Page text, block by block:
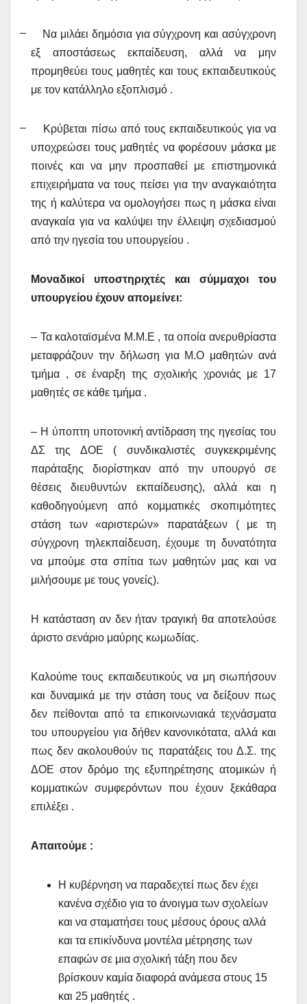
–
Να μιλάει δημόσια για σύγχρονη και ασύγχρονη
εξ αποστάσεως εκπαίδευση, αλλά να μην
προμηθεύει τους μαθητές και τους εκπαιδευτικούς
με τον κατάλληλο εξοπλισμό .
–
Κρύβεται πίσω από τους εκπαιδευτικούς για να
υποχρεώσει τους μαθητές να φορέσουν μάσκα με
ποινές και να μην προσπαθεί με επιστημονικά
επιχειρήματα να τους πείσει για την αναγκαιότητα
της ή καλύτερα να ομολογήσει πως η μάσκα είναι
αναγκαία για να καλύψει την έλλειψη σχεδιασμού
από την ηγεσία του υπουργείου .
Μοναδικοί υποστηριχτές και σύμμαχοι του
υπουργείου έχουν απομείνει:
– Τα καλοταϊσμένα Μ.Μ.Ε , τα οποία ανερυθρίαστα
μεταφράζουν την δήλωση για Μ.Ο μαθητών ανά
τμήμα , σε έναρξη της σχολικής χρονιάς με 17
μαθητές σε κάθε τμήμα .
– Η ύποπτη υποτονική αντίδραση της ηγεσίας του
ΔΣ της ΔΟΕ ( συνδικαλιστές συγκεκριμένης
παράταξης διορίστηκαν από την υπουργό σε
θέσεις διευθυντών εκπαίδευσης), αλλά και η
καθοδηγούμενη από κομματικές σκοπιμότητες
στάση των «αριστερών» παρατάξεων ( με τη
σύγχρονη τηλεκπαίδευση, έχουμε τη δυνατότητα
να μπούμε στα σπίτια των μαθητών μας και να
μιλήσουμε με τους γονείς).
Η κατάσταση αν δεν ήταν τραγική θα αποτελούσε
άριστο σενάριο μαύρης κωμωδίας.
Kαλούme τους εκπαιδευτικούς να μη σιωπήσουν
και δυναμικά με την στάση τους να δείξουν πως
δεν πείθονται από τα επικοινωνιακά τεχνάσματα
του υπουργείου για δήθεν κανονικότατα, αλλά και
πως δεν ακολουθούν τις παρατάξεις του Δ.Σ. της
ΔΟΕ στον δρόμο της εξυπηρέτησης ατομικών ή
κομματικών συμφερόντων που έχουν ξεκάθαρα
επιλέξει .
Απαιτούμε :
Η κυβέρνηση να παραδεχτεί πως δεν έχει
κανένα σχέδιο για το άνοιγμα των σχολείων
και να σταματήσει τους μέσους όρους αλλά
και τα επικίνδυνα μοντέλα μέτρησης των
επαφών σε μια σχολική τάξη που δεν
βρίσκουν καμία διαφορά ανάμεσα στους 15
και 25 μαθητές .